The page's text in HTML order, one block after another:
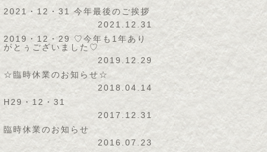
2021・12・31 今年最後のご挨拶
2021.12.31
2019・12・29 ♡今年も1年あり
がとぅございました♡
2019.12.29
☆臨時休業のお知らせ☆
2018.04.14
H29・12・31
2017.12.31
臨時休業のお知らせ
2016.07.23